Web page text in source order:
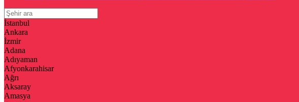
İstanbul
Ankara
İzmir
Adana
Adıyaman
Afyonkarahisar
Ağrı
Aksaray
Amasya